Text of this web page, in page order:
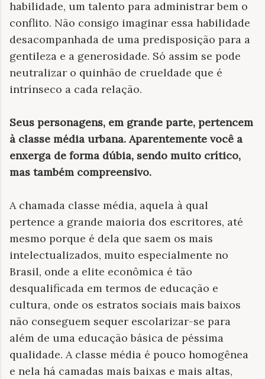
habilidade, um talento para administrar bem o
conflito. Não consigo imaginar essa habilidade
desacompanhada de uma predisposição para a
gentileza e a generosidade. Só assim se pode
neutralizar o quinhão de crueldade que é
intrínseco a cada relação.
Seus personagens, em grande parte, pertencem
à classe média urbana. Aparentemente você a
enxerga de forma dúbia, sendo muito crítico,
mas também compreensivo.
A chamada classe média, aquela à qual
pertence a grande maioria dos escritores, até
mesmo porque é dela que saem os mais
intelectualizados, muito especialmente no
Brasil, onde a elite econômica é tão
desqualificada em termos de educação e
cultura, onde os estratos sociais mais baixos
não conseguem sequer escolarizar-se para
além de uma educação básica de péssima
qualidade. A classe média é pouco homogênea
e nela há camadas mais baixas e mais altas,